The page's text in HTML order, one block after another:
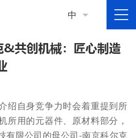
中
&共创机械：匠心制造
绍自身竞争力时会着重提到所
所用的元器件、原材料部分，
有限公司的母公司-南京科尔克